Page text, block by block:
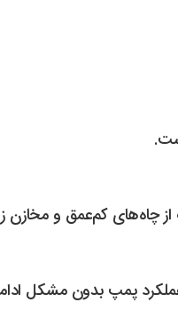
چاه‌های کم‌عمق و مخازن
پمپ بدون مشکل